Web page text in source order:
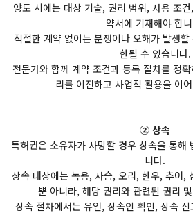
양도 시에는 대상 기술, 권리 범위, 사용 조
약서에 기재해야 합
적절한 계약 없이는 분쟁이나 오해가 발생
한될 수 있습니다.
전문가와 함께 계약 조건과 등록 절차를 정
리를 이전하고 사업적 활용을 이
② 상속
특허권은 소유자가 사망할 경우 상속을 통해
니다.
상속 대상에는 녹용, 사슴, 오리, 한우, 추어,
뿐 아니라, 해당 권리와 관련된 권리
상속 절차에서는 유언, 상속인 확인, 상속